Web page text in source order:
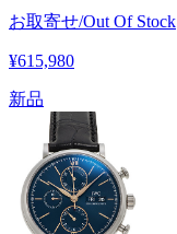
お取寄せ/Out Of Stock
¥615,980
新品